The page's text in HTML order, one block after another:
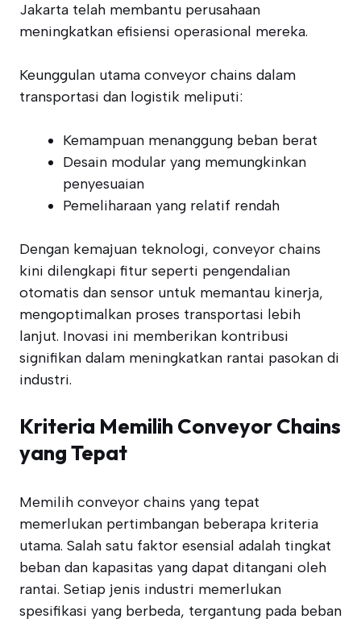
Jakarta telah membantu perusahaan
meningkatkan efisiensi operasional mereka.
Keunggulan utama conveyor chains dalam
transportasi dan logistik meliputi:
Kemampuan menanggung beban berat
Desain modular yang memungkinkan
penyesuaian
Pemeliharaan yang relatif rendah
Dengan kemajuan teknologi, conveyor chains
kini dilengkapi fitur seperti pengendalian
otomatis dan sensor untuk memantau kinerja,
mengoptimalkan proses transportasi lebih
lanjut. Inovasi ini memberikan kontribusi
signifikan dalam meningkatkan rantai pasokan di
industri.
Kriteria Memilih Conveyor Chains
yang Tepat
Memilih conveyor chains yang tepat
memerlukan pertimbangan beberapa kriteria
utama. Salah satu faktor esensial adalah tingkat
beban dan kapasitas yang dapat ditangani oleh
rantai. Setiap jenis industri memerlukan
spesifikasi yang berbeda, tergantung pada beban